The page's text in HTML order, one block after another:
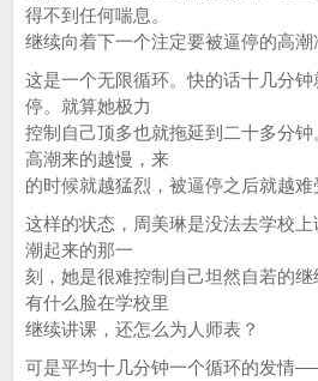
得不到任何喘息。
继续向着下一个注定要被逼停的高潮
这是一个无限循环。快的话十几分
停。就算她极力
控制自己顶多也就拖延到二十多分钟
高潮来的越慢，来
的时候就越猛烈，被逼停之后就越难
这样的状态，周美琳是没法去学校
潮起来的那一
刻，她是很难控制自己坦然自若的
有什么脸在学校里
继续讲课，还怎么为人师表？
可是平均十几分钟一个循环的发